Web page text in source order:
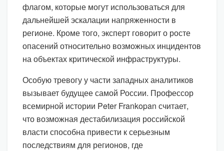
флагом, которые могут использоваться для
дальнейшей эскалации напряженности в
регионе. Кроме того, эксперт говорит о росте
опасений относительно возможных инцидентов
на объектах критической инфраструктуры.
Особую тревогу у части западных аналитиков
вызывает будущее самой России. Профессор
всемирной истории Peter Frankopan считает,
что возможная дестабилизация российской
власти способна привести к серьезным
последствиям для регионов, где